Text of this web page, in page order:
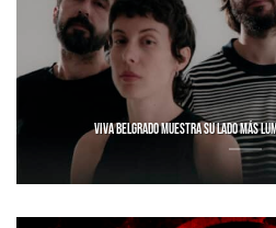
VIVA BELGRADO MUESTRA SU LADO MÁS